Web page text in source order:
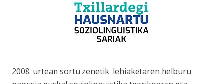
2008. urtean sortu zenetik, lehiaketaren helburu